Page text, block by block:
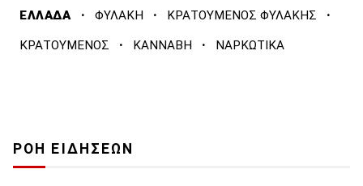
ΕΛΛΑΔΑ · ΦΥΛΑΚΗ · ΚΡΑΤΟΥΜΕΝΟΣ ΦΥΛΑΚΗΣ ·
ΚΡΑΤΟΥΜΕΝΟΣ · ΚΑΝΝΑΒΗ · ΝΑΡΚΩΤΙΚΑ
ΡΟΗ ΕΙΔΗΣΕΩΝ